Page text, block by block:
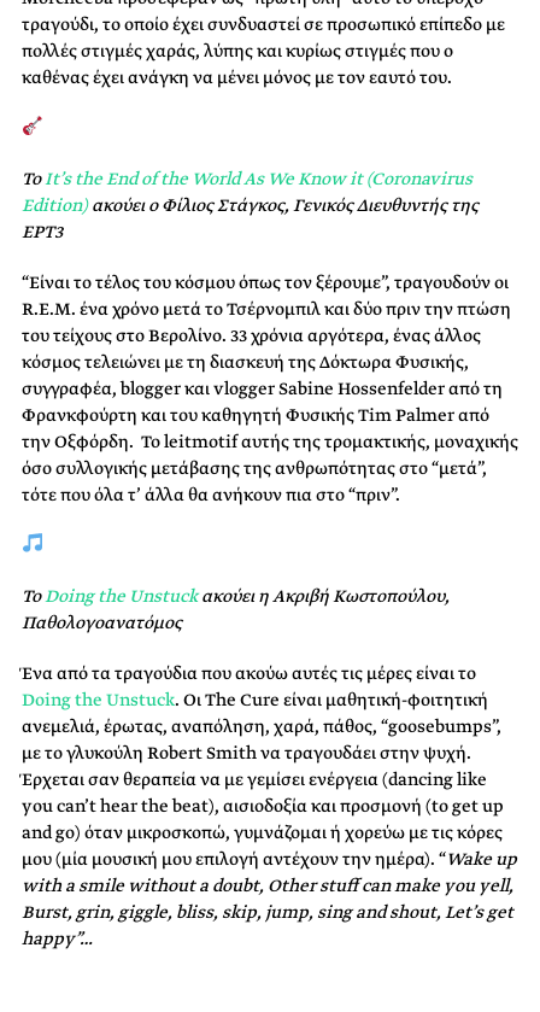
τραγούδι, το οποίο έχει συνδυαστεί σε προσωπικό επίπεδο με
πολλές στιγμές χαράς, λύπης και κυρίως στιγμές που ο
καθένας έχει ανάγκη να μένει μόνος με τον εαυτό του.
ΤοIt’s the End of the World As We Know it (Coronavirus
Edition)ακούει ο Φίλιος Στάγκος, Γενικός Διευθυντής της
ΕΡΤ3
“Είναι το τέλος του κόσμου όπως τον ξέρουμε”, τραγουδούν οι
R.E.M. ένα χρόνο μετά το Τσέρνομπιλ και δύο πριν την πτώση
του τείχους στο Βερολίνο. 33 χρόνια αργότερα, ένας άλλος
κόσμος τελειώνει με τη διασκευή της Δόκτωρα Φυσικής,
συγγραφέα, blogger και vlogger Sabine Hossenfelder από τη
Φρανκφούρτη και του καθηγητή Φυσικής Tim Palmer από
την Οξφόρδη. Το leitmotif αυτής της τρομακτικής, μοναχικής
όσο συλλογικής μετάβασης της ανθρωπότητας στο “μετά”,
τότε που όλα τ’ άλλα θα ανήκουν πια στο “πριν”.
ΤοDoing the Unstuckακούει η Ακριβή Κωστοπούλου,
Παθολογοανατόμος
Ένα από τα τραγούδια που ακούω αυτές τις μέρες είναι το
Doing the Unstuck. Οι The Cure είναι μαθητική-φοιτητική
ανεμελιά, έρωτας, αναπόληση, χαρά, πάθος, “goosebumps”,
με το γλυκούλη Robert Smith να τραγουδάει στην ψυχή.
Έρχεται σαν θεραπεία να με γεμίσει ενέργεια (dancing like
you can’t hear the beat), αισιοδοξία και προσμονή (to get up
and go) όταν μικροσκοπώ, γυμνάζομαι ή χορεύω με τις κόρες
μου (μία μουσική μου επιλογή αντέχουν την ημέρα). “Wake up
with a smile without a doubt, Other stuff can make you yell,
Burst, grin, giggle, bliss, skip, jump, sing and shout,Let’s get
happy”…